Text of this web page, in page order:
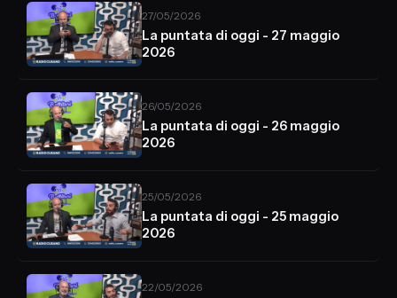
27/05/2026
La puntata di oggi - 27 maggio
2026
26/05/2026
La puntata di oggi - 26 maggio
2026
25/05/2026
La puntata di oggi - 25 maggio
2026
22/05/2026